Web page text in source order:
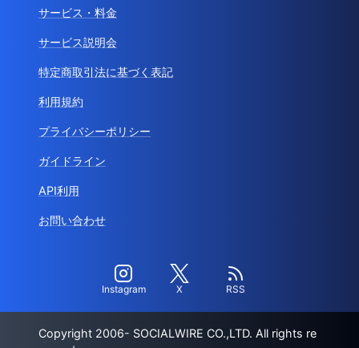
サービス・料金
サービス説明会
特定商取引法に基づく表記
利用規約
プライバシーポリシー
ガイドライン
API利用
お問い合わせ
Instagram X RSS
Copyright 2006- SOCIALWIRE CO.,LTD. All rights re